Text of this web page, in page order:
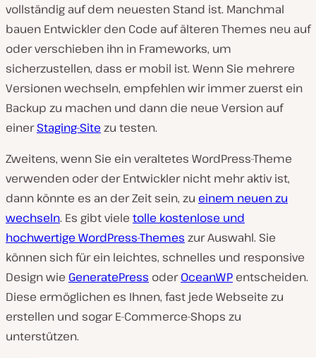
vollständig auf dem neuesten Stand ist. Manchmal
bauen Entwickler den Code auf älteren Themes neu auf
oder verschieben ihn in Frameworks, um
sicherzustellen, dass er mobil ist. Wenn Sie mehrere
Versionen wechseln, empfehlen wir immer zuerst ein
Backup zu machen und dann die neue Version auf
einerStaging-Site zu testen.
Zweitens, wenn Sie ein veraltetes WordPress-Theme
verwenden oder der Entwickler nicht mehr aktiv ist,
dann könnte es an der Zeit sein, zu einem neuen zu
wechseln. Es gibt viele tolle kostenlose und
hochwertige WordPress-Themes zur Auswahl. Sie
können sich für ein leichtes, schnelles und responsive
Design wie GeneratePress oderOceanWP entscheiden.
Diese ermöglichen es Ihnen, fast jede Webseite zu
erstellen und sogar E-Commerce-Shops zu
unterstützen.